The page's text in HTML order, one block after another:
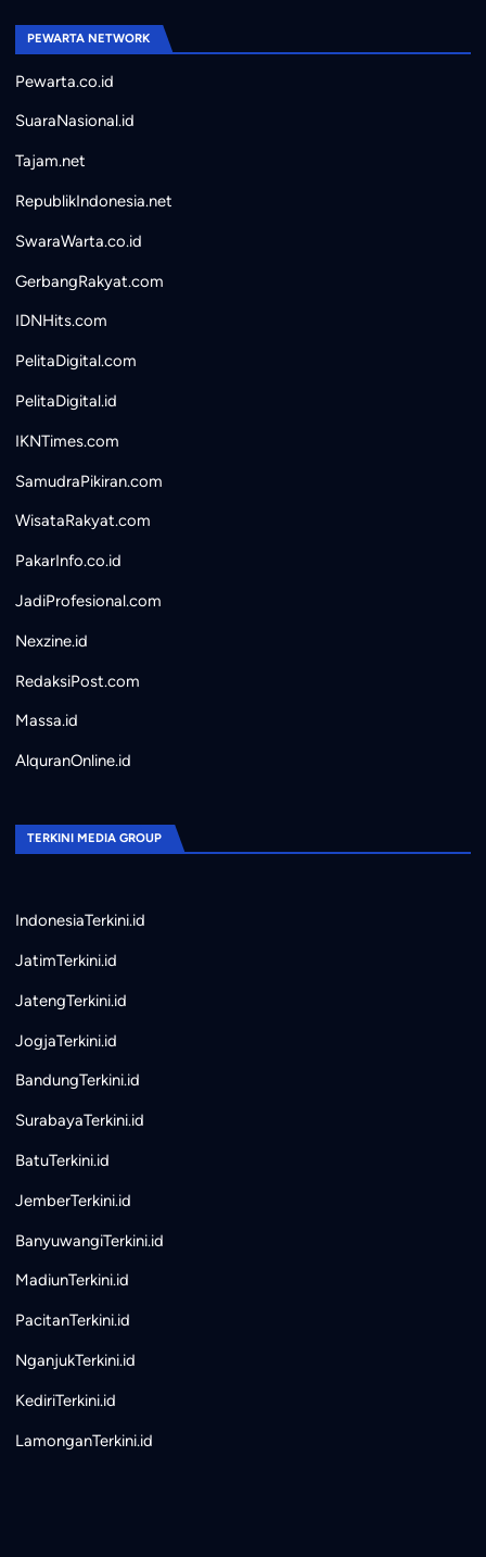
PEWARTA NETWORK
Pewarta.co.id
SuaraNasional.id
Tajam.net
RepublikIndonesia.net
SwaraWarta.co.id
GerbangRakyat.com
IDNHits.com
PelitaDigital.com
PelitaDigital.id
IKNTimes.com
SamudraPikiran.com
WisataRakyat.com
PakarInfo.co.id
JadiProfesional.com
Nexzine.id
RedaksiPost.com
Massa.id
AlquranOnline.id
TERKINI MEDIA GROUP
IndonesiaTerkini.id
JatimTerkini.id
JatengTerkini.id
JogjaTerkini.id
BandungTerkini.id
SurabayaTerkini.id
BatuTerkini.id
JemberTerkini.id
BanyuwangiTerkini.id
MadiunTerkini.id
PacitanTerkini.id
NganjukTerkini.id
KediriTerkini.id
LamonganTerkini.id